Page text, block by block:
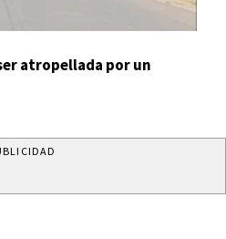
atropellada por un